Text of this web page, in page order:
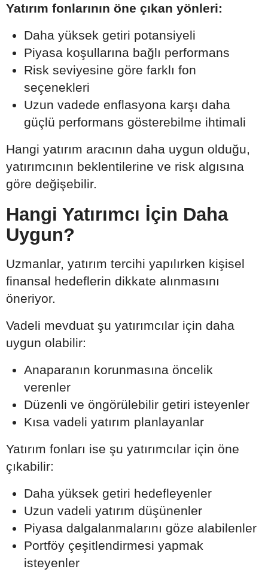
Yatırım fonlarının öne çıkan yönleri:
Daha yüksek getiri potansiyeli
Piyasa koşullarına bağlı performans
Risk seviyesine göre farklı fon
seçenekleri
Uzun vadede enflasyona karşı daha
güçlü performans gösterebilme ihtimali
Hangi yatırım aracının daha uygun olduğu,
yatırımcının beklentilerine ve risk algısına
göre değişebilir.
Hangi Yatırımcı İçin Daha
Uygun?
Uzmanlar, yatırım tercihi yapılırken kişisel
finansal hedeflerin dikkate alınmasını
öneriyor.
Vadeli mevduat şu yatırımcılar için daha
uygun olabilir:
Anaparanın korunmasına öncelik
verenler
Düzenli ve öngörülebilir getiri isteyenler
Kısa vadeli yatırım planlayanlar
Yatırım fonları ise şu yatırımcılar için öne
çıkabilir:
Daha yüksek getiri hedefleyenler
Uzun vadeli yatırım düşünenler
Piyasa dalgalanmalarını göze alabilenler
Portföy çeşitlendirmesi yapmak
isteyenler